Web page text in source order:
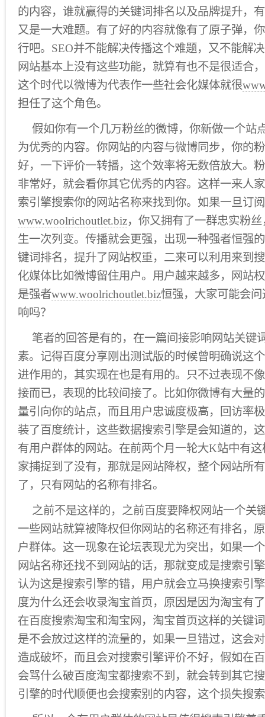
的内容，谁就赢得的关键词排名以及品牌提升，
又是一大难题。有了好的内容就像有了原子弹，
行吧。SEO并不能解决传播这个难题，又不能解
网站基本上没有这些功能，就算有也不是很适合
这个时代以微博为代表作一些社会化媒体就很
担任了这个角色。
假如你有一个几万粉丝的微博，你新做一个站
为优秀的内容。你网站的内容与微博同步，你的
好，一下评价一转播，这个效率将无数倍放大。
非常好，就会看你其它优秀的内容。这样一来人
索引擎搜索你的网站名称来找到你。如果一旦订
www.woolrichoutlet.biz，你又拥有了一群忠实粉
生一次列变。传播就会更强，出现一种强者恒强
键词排名，提升了网站权重，二来可以利用来到
化媒体比如微博留住用户。用户越来越多，网站
是强者www.woolrichoutlet.biz恒强，大家可能会
响吗？
笔者的回答是有的，在一篇间接影响网站关键
素。记得百度分享刚出测试版的时候曾明确说这
进作用的，其实现在也是有用的。只不过表现不
接而已，表现的比较间接了。比如你微博有大量
量引向你的站点，而且用户忠诚度极高，回访率
装了百度统计，这些数据搜索引擎是会知道的，
有用户群体的网站。在前两个月一轮大K站中有
家捕捉到了没有，那就是网站降权，整个网站所
了，只有网站的名称有排名。
之前不是这样的，之前百度要降权网站一个关
一些网站就算被降权但你网站的名称还有排名，
户群体。这一现象在论坛表现尤为突出，如果一
网站名称还找不到网站的话，那就变成是搜索引
认为这是搜索引擎的错，用户就会立马换搜索引
度为什么还会收录淘宝首页，原因是因为淘宝有
在百度搜索淘宝和淘宝网，淘宝首页这样的关键
是不会放过这样的流量的，如果一旦错过，这会
造成破坏，而且会对搜索引擎评价不好，假如在
会骂什么破百度淘宝都搜索不到，就会转到其它
引擎的时代顺便也会搜索别的内容，这个损失搜